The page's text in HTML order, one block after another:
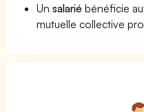
Unsalarié bénéficie
mutuelle collective